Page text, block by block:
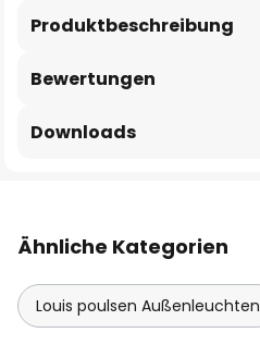
Produktbeschreibung
Bewertungen
Downloads
Ähnliche Kategorien
Louis poulsen Außenleuchten